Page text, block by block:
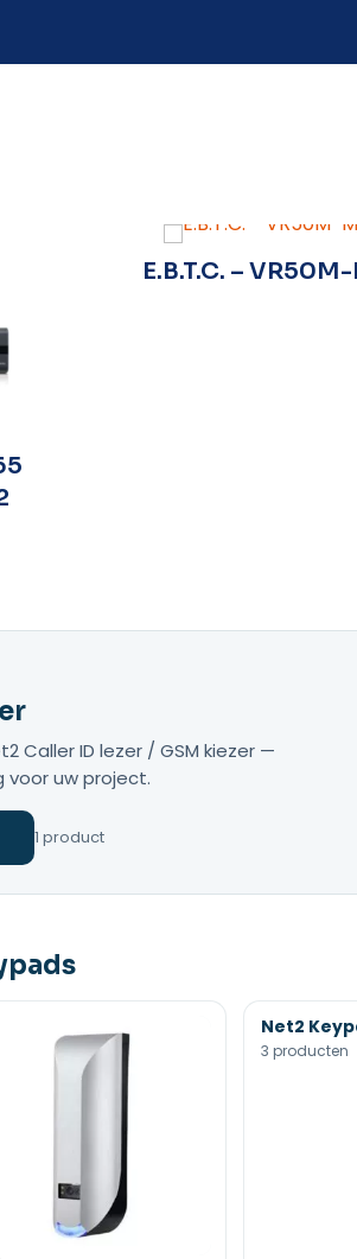
E.B.T.C. –
Caller ID lezer / GSM kiezer —
voor uw project.
1 product
Net2
3 producten